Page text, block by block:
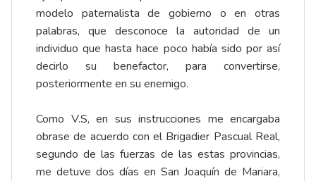
modelo paternalista de gobierno o en otras
palabras, que desconoce la autoridad de un
individuo que hasta hace poco había sido por así
decirlo su benefactor, para convertirse,
posteriormente en su enemigo.
Como V.S, en sus instrucciones me encargaba
obrase de acuerdo con el Brigadier Pascual Real,
segundo de las fuerzas de las estas provincias,
me detuve dos días en San Joaquín de Mariara,